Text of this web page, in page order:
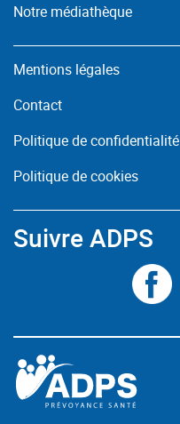
Notre médiathèque
Mentions légales
Contact
Politique de confidentialité
Politique de cookies
Suivre ADPS